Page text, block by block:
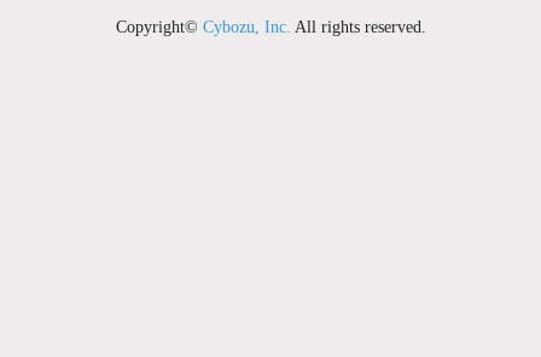
Copyright© Cybozu, Inc. All rights reserved.